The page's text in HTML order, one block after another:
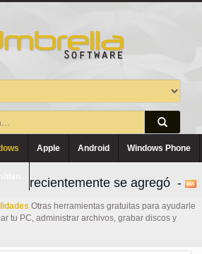
Apple Android Windows Phone
recientemente se agregó -
Otras herramientas gratuitas para ayudarle
tu PC, administrar archivos, grabar discos y